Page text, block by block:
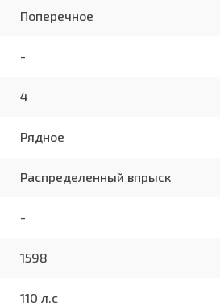
Поперечное
-
4
Рядное
Распределенный впрыск
-
1598
110 л.с